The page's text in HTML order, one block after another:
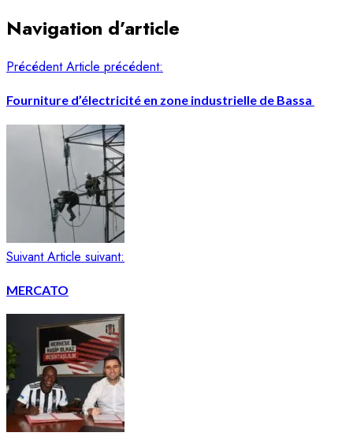
Navigation d’article
Précédent Article précédent:
Fourniture d’électricité en zone industrielle de Bassa
Suivant Article suivant:
MERCATO